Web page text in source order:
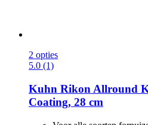
2 opties
5.0 (1)
Kuhn Rikon Allround
Coating, 28 cm